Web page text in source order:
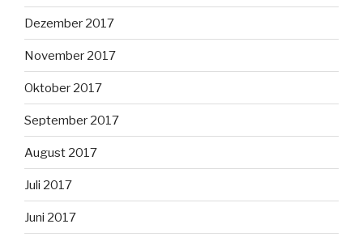
Dezember 2017
November 2017
Oktober 2017
September 2017
August 2017
Juli 2017
Juni 2017